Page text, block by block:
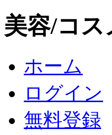
美容/コ
ホーム
ログイン
無料登録